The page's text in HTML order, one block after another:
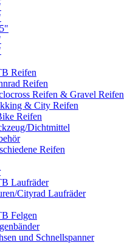
Reifen
Reifen
Reifen & Gravel Reifen
& City Reifen
Reifen
Dichtmittel
Reifen
Laufräder
Cityrad Laufräder
Felgen
und Schnellspanner